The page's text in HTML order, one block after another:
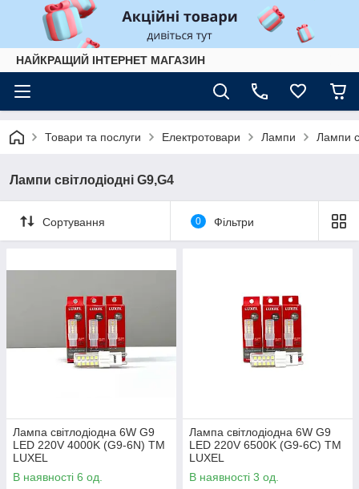
НАЙКРАЩИЙ ІНТЕРНЕТ МАГАЗИН
Товари та послуги Електротовари Лампи Лампи
Лампи світлодіодні G9,G4
Сортування 0 Фільтри
Лампа світлодіодна 6W G9
LED 220V 4000K (G9-6N) ТМ
LUXEL
В наявності 6 од.
Лампа світлодіодна 6W G9
LED 220V 6500K (G9-6C) ТМ
LUXEL
В наявності 3 од.